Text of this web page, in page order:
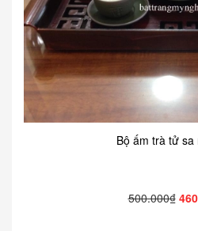
Bộ ấm trà tử sa
500.000₫